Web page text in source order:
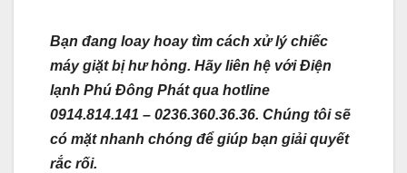
Bạn đang loay hoay tìm cách xử lý chiếc
máy giặt bị hư hỏng. Hãy liên hệ với Điện
lạnh Phú Đông Phát qua hotline
0914.814.141 – 0236.360.36.36. Chúng tôi sẽ
có mặt nhanh chóng để giúp bạn giải quyết
rắc rối.